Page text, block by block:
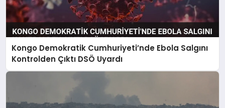
Kongo Demokratik Cumhuriyeti’nde Ebola Salgını
Kontrolden Çıktı DSÖ Uyardı